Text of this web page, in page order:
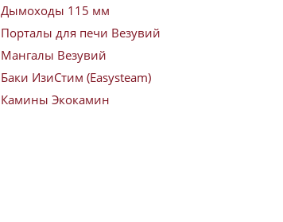
Дымоходы 115 мм
Порталы для печи Везувий
Мангалы Везувий
Баки ИзиСтим (Easysteam)
Камины Экокамин